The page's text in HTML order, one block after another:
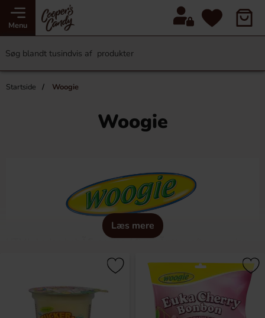
Menu
Startside Woogie
Woogie
Læs mere
HTML-koden behÃ¶ver inte Ã¶versÃ¤ttas eftersom den
inte innehÃ¥ller nÃ¥gon text som behÃ¶ver
Ã¶versÃ¤ttas till danska. HTML-koden Ã¤r densamma